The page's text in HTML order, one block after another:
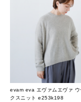
evam eva エヴァムエヴァ ウ
クスニット e253k198